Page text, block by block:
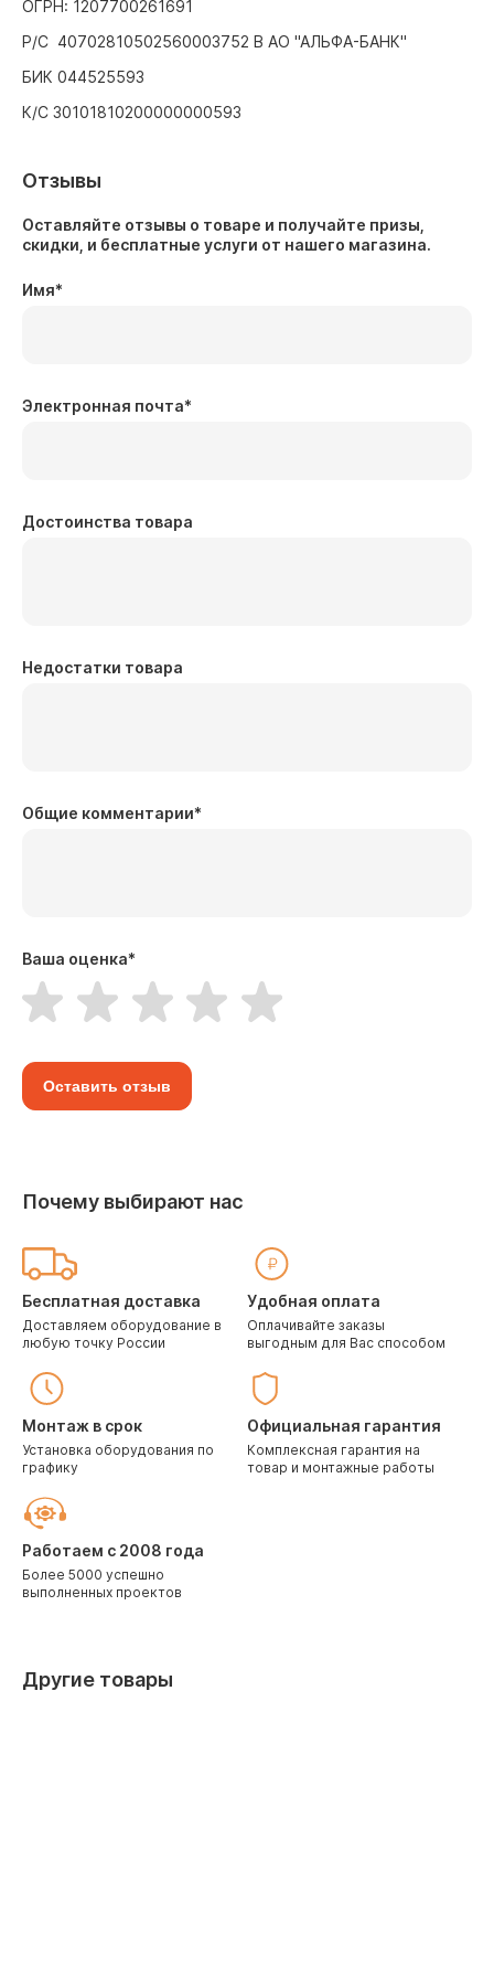
ОГРН: 1207700261691
Р/С 40702810502560003752 В АО "АЛЬФА-БАНК"
БИК 044525593
К/С 30101810200000000593
Отзывы
Оставляйте отзывы о товаре и получайте призы,
скидки, и бесплатные услуги от нашего магазина.
Имя*
Электронная почта*
Достоинства товара
Недостатки товара
Общие комментарии*
Ваша оценка*
Оставить отзыв
Почему выбирают нас
Бесплатная доставка
Доставляем оборудование в
любую точку России
Удобная оплата
Оплачивайте заказы
выгодным для Вас способом
Монтаж в срок
Установка оборудования по
графику
Официальная гарантия
Комплексная гарантия на
товар и монтажные работы
Работаем с 2008 года
Более 5000 успешно
выполненных проектов
Другие товары